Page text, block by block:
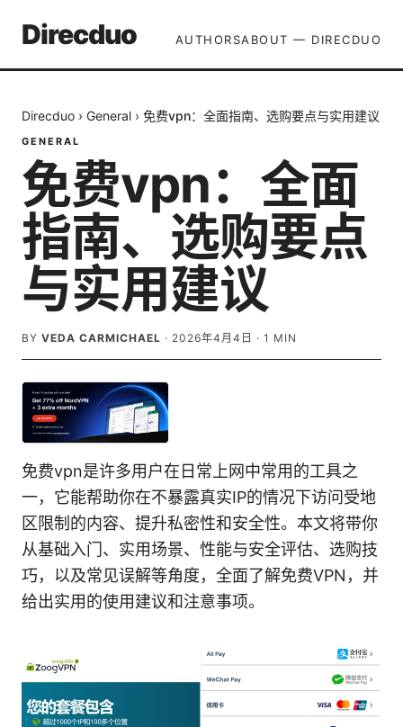
Direcduo AUTHORSABOUT — DIRECDUO
Direcduo › General › 免费vpn：全面指南、选购要点与实用建议
GENERAL
免费vpn：全面
指南、选购要点
与实用建议
BY VEDA CARMICHAEL · 2026年4月4日 · 1 MIN
免费vpn是许多用户在日常上网中常用的工具之
一，它能帮助你在不暴露真实IP的情况下访问受地
区限制的内容、提升私密性和安全性。本文将带你
从基础入门、实用场景、性能与安全评估、选购技
巧，以及常见误解等角度，全面了解免费VPN，并
给出实用的使用建议和注意事项。